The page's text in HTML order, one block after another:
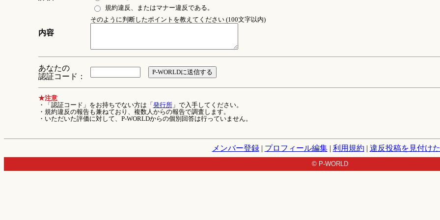
規約違反、またはマナー違反である。
内容
そのように判断したポイントを教えてください (100文字以内)
あなたの
認証コード：
★注意
・「認証コード」をお持ちでない方は「 発行所」で入手してください。
・規約違反の報告も兼ねており、複数人からの報告で調査します。
・いただいた評価に対して、P-WORLDからの個別回答は行っていません。
メンバー登録| プロフィール編集| 利用規約 | 違反投稿を見付け
© P-WORLD